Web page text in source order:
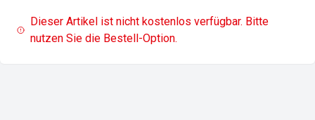
Dieser Artikel ist nicht kostenlos verfügbar. Bitte
nutzen Sie die Bestell-Option.